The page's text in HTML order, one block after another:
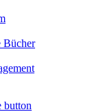
Bücher
button